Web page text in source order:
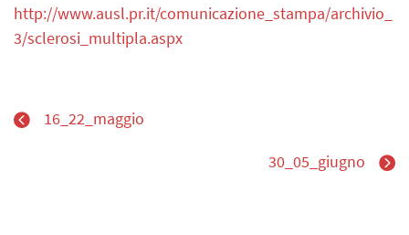
http://www.ausl.pr.it/comunicazione_stampa/archivio_
3/sclerosi_multipla.aspx
16_22_maggio
30_05_giugno